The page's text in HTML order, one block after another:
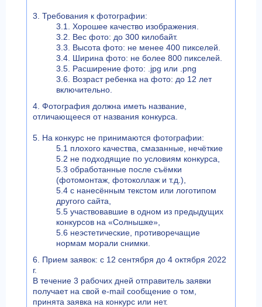
3. Требования к фотографии:
3.1. Хорошее качество изображения.
3.2. Вес фото: до 300 килобайт.
3.3. Высота фото: не менее 400 пикселей.
3.4. Ширина фото: не более 800 пикселей.
3.5. Расширение фото: .jpg или .png
3.6. Возраст ребенка на фото: до 12 лет
включительно.
4. Фотография должна иметь название,
отличающееся от названия конкурса.
5. На конкурс не принимаются фотографии:
5.1 плохого качества, смазанные, нечёткие
5.2 не подходящие по условиям конкурса,
5.3 обработанные после съёмки
(фотомонтаж, фотоколлаж и т.д.),
5.4 с нанесённым текстом или логотипом
другого сайта,
5.5 участвовавшие в одном из предыдущих
конкурсов на «Солнышке»,
5.6 неэстетические, противоречащие
нормам морали снимки.
6. Прием заявок: с 12 сентября до 4 октября 2022
г.
В течение 3 рабочих дней отправитель заявки
получает на свой e-mail сообщение о том,
принята заявка на конкурс или нет.